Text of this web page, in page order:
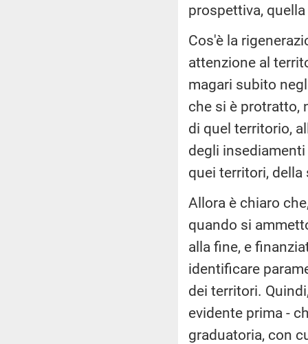
prospettiva,
Cos'è la
attenzione al
magari subito
che si è protratto,
di quel territorio,
degli
quei territori,
Allora è chiaro
quando si
alla fine, e
identificare
dei territori.
evidente prima -
graduatoria, con